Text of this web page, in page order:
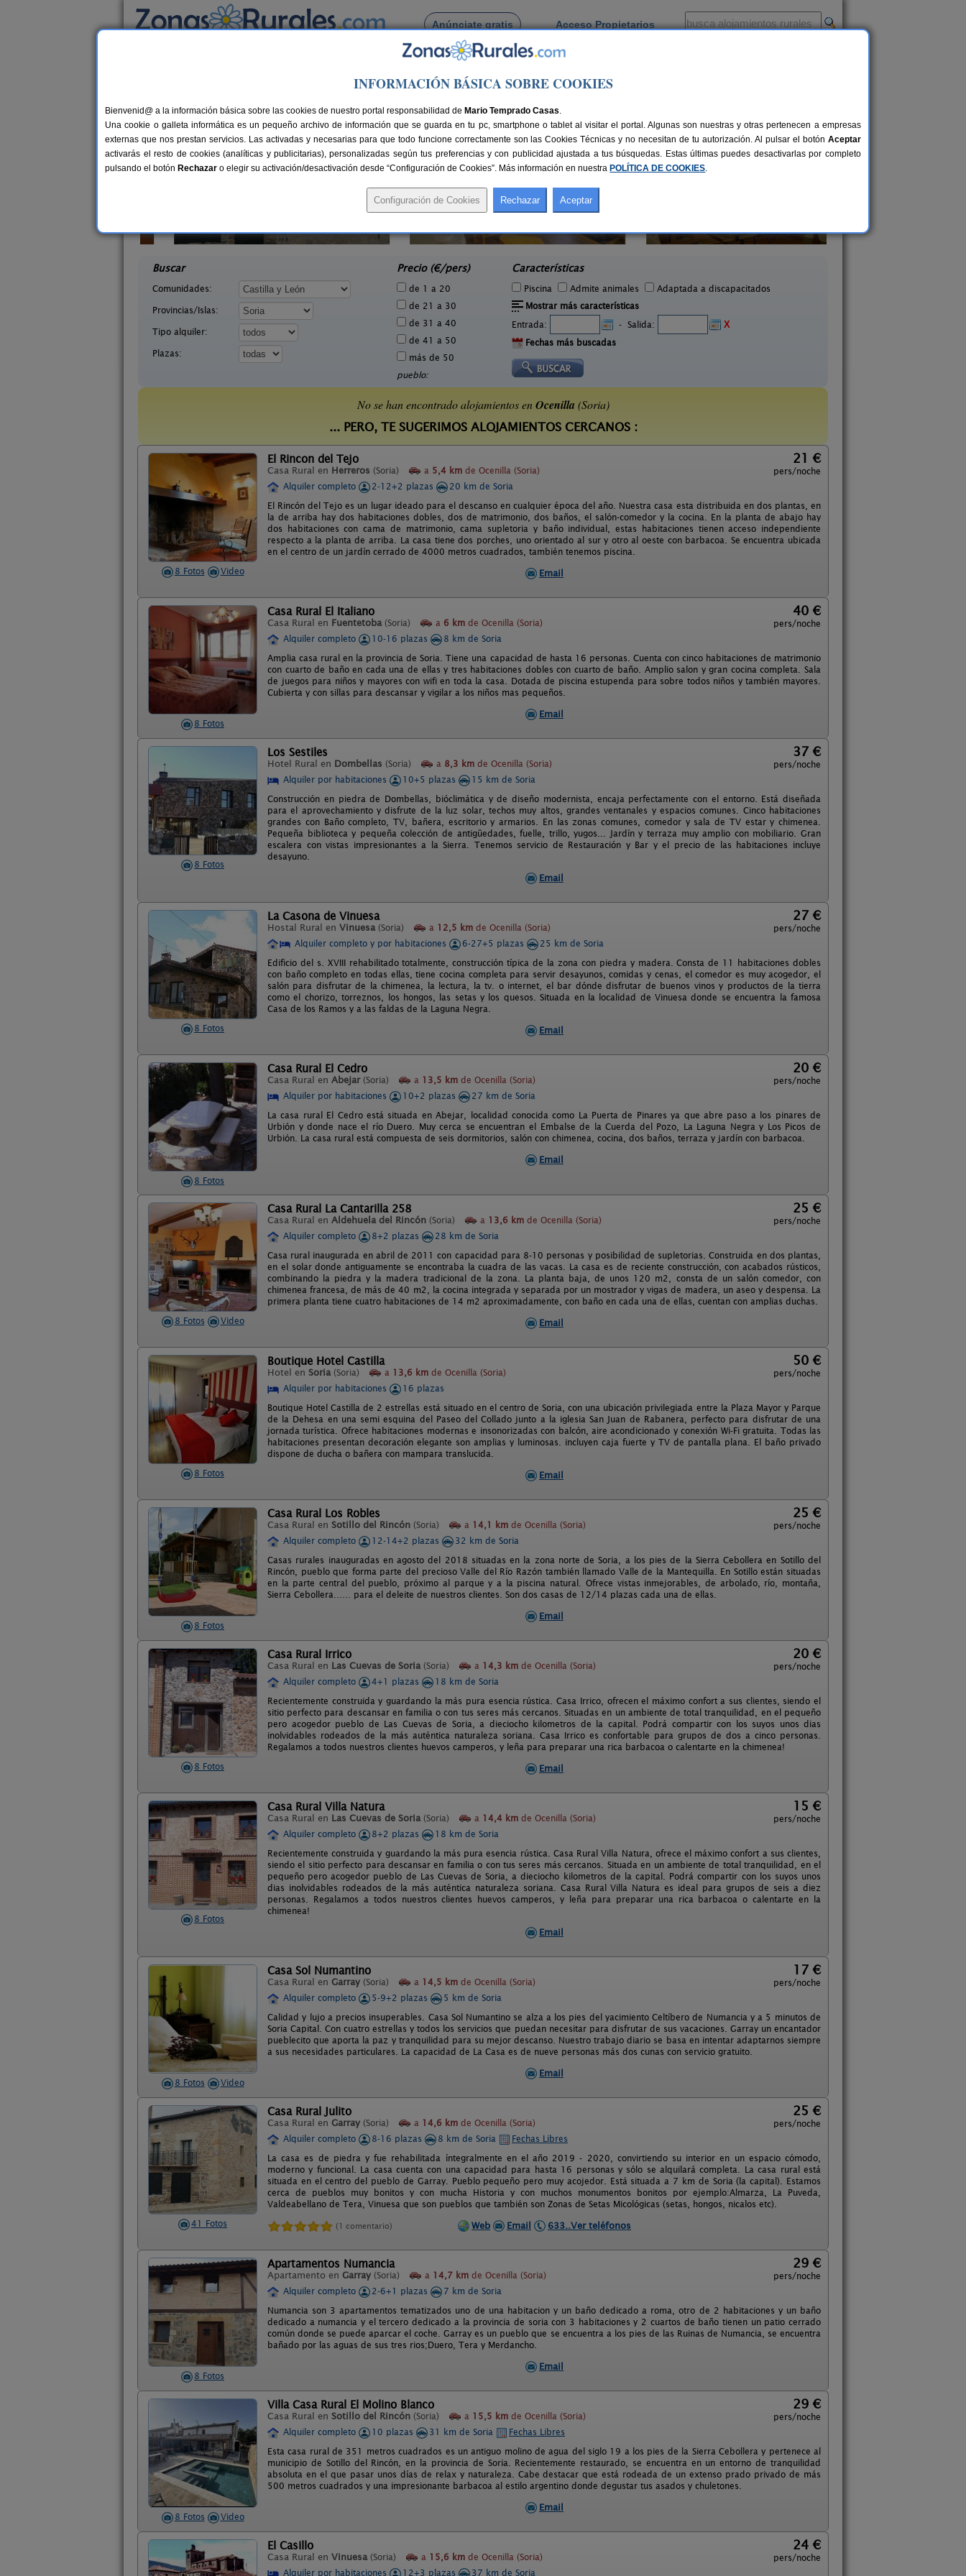
Anúnciate gratis Acceso Propietarios
Busca por pueblo
Casas Rurales cerca de Ocenilla
35 €
La Galiana Loft Nature
Buscar
Comunidades:
Provincias/Islas:
Tipo alquiler:
Plazas:
Precio (€/pers)
de 1 a 20
de 21 a 30
de 31 a 40
de 41 a 50
más de 50
pueblo:
Características
Piscina Admite animales
Adaptada a discapacitados
Mostrar más características
Entrada:
- Salida:
X
Fechas más buscadas
No se han encontrado alojamientos enOcenilla (Soria)
... PERO, TE SUGERIMOS ALOJAMIENTOS CERCANOS :
8 Fotos Video
El Rincon del Tejo
Casa Rural en Herreros (Soria) a 5,4 km de Ocenilla (Soria)
21 €
pers/noche
Alquiler completo
2-12+2 plazas
20 km de Soria
El Rincón del Tejo es un lugar ideado para el descanso en cualquier época del año. Nuestra casa esta distribuida en dos plantas, en
la de arriba hay dos habitaciones dobles, dos de matrimonio, dos baños, el salón-comedor y la cocina. En la planta de abajo hay
dos habitaciones con cama de matrimonio, cama supletoria y baño individual, estas habitaciones tienen acceso independiente
respecto a la planta de arriba. La casa tiene dos porches, uno orientado al sur y otro al oeste con barbacoa. Se encuentra ubicada
en el centro de un jardín cerrado de 4000 metros cuadrados, también tenemos piscina.
Email
8 Fotos
Casa Rural El Italiano
Casa Rural en Fuentetoba (Soria) a 6 km de Ocenilla (Soria)
40 €
pers/noche
Alquiler completo
10-16 plazas
8 km de Soria
Amplia casa rural en la provincia de Soria. Tiene una capacidad de hasta 16 personas. Cuenta con cinco habitaciones de matrimonio
con cuarto de baño en cada una de ellas y tres habitaciones dobles con cuarto de baño. Amplio salon y gran cocina completa. Sala
de juegos para niños y mayores con wifi en toda la casa. Dotada de piscina estupenda para sobre todos niños y también mayores.
Cubierta y con sillas para descansar y vigilar a los niños mas pequeños.
Email
8 Fotos
Los Sestiles
Hotel Rural en Dombellas (Soria) a 8,3 km de Ocenilla (Soria)
37 €
pers/noche
Alquiler por habitaciones
10+5 plazas
15 km de Soria
Construcción en piedra de Dombellas, bióclimática y de diseño modernista, encaja perfectamente con el entorno. Está diseñada
para el aprovechamiento y disfrute de la luz solar, techos muy altos, grandes ventanales y espacios comunes. Cinco habitaciones
grandes con Baño completo, TV, bañera, escritorio y armarios. En las zonas comunes, comedor y sala de TV estar y chimenea.
Pequeña biblioteca y pequeña colección de antigüedades, fuelle, trillo, yugos... Jardín y terraza muy amplio con mobiliario. Gran
escalera con vistas impresionantes a la Sierra. Tenemos servicio de Restauración y Bar y el precio de las habitaciones incluye
desayuno.
Email
8 Fotos
La Casona de Vinuesa
Hostal Rural en Vinuesa (Soria) a 12,5 km de Ocenilla (Soria)
27 €
pers/noche
Alquiler completo y por habitaciones
6-27+5 plazas
25 km de Soria
Edificio del s. XVIII rehabilitado totalmente, construcción típica de la zona con piedra y madera. Consta de 11 habitaciones dobles
con baño completo en todas ellas, tiene cocina completa para servir desayunos, comidas y cenas, el comedor es muy acogedor, el
salón para disfrutar de la chimenea, la lectura, la tv. o internet, el bar dónde disfrutar de buenos vinos y productos de la tierra
como el chorizo, torreznos, los hongos, las setas y los quesos. Situada en la localidad de Vinuesa donde se encuentra la famosa
Casa de los Ramos y a las faldas de la Laguna Negra.
Email
8 Fotos
Casa Rural El Cedro
Casa Rural en Abejar (Soria) a 13,5 km de Ocenilla (Soria)
20 €
pers/noche
Alquiler por habitaciones
10+2 plazas
27 km de Soria
La casa rural El Cedro está situada en Abejar, localidad conocida como La Puerta de Pinares ya que abre paso a los pinares de
Urbión y donde nace el río Duero. Muy cerca se encuentran el Embalse de la Cuerda del Pozo, La Laguna Negra y Los Picos de
Urbión. La casa rural está compuesta de seis dormitorios, salón con chimenea, cocina, dos baños, terraza y jardín con barbacoa.
Email
8 Fotos Video
Casa Rural La Cantarilla 258
Casa Rural en Aldehuela del Rincón (Soria) a 13,6 km de Ocenilla (Soria)
25 €
pers/noche
Alquiler completo
8+2 plazas
28 km de Soria
Casa rural inaugurada en abril de 2011 con capacidad para 8-10 personas y posibilidad de supletorias. Construida en dos plantas,
en el solar donde antiguamente se encontraba la cuadra de las vacas. La casa es de reciente construcción, con acabados rústicos,
combinando la piedra y la madera tradicional de la zona. La planta baja, de unos 120 m2, consta de un salón comedor, con
chimenea francesa, de más de 40 m2, la cocina integrada y separada por un mostrador y vigas de madera, un aseo y despensa. La
primera planta tiene cuatro habitaciones de 14 m2 aproximadamente, con baño en cada una de ellas, cuentan con amplias duchas.
Email
8 Fotos
Boutique Hotel Castilla
Hotel en Soria (Soria) a 13,6 km de Ocenilla (Soria)
50 €
pers/noche
Alquiler por habitaciones
16 plazas
Boutique Hotel Castilla de 2 estrellas está situado en el centro de Soria, con una ubicación privilegiada entre la Plaza Mayor y Parque
de la Dehesa en una semi esquina del Paseo del Collado junto a la iglesia San Juan de Rabanera, perfecto para disfrutar de una
jornada turística. Ofrece habitaciones modernas e insonorizadas con balcón, aire acondicionado y conexión Wi-Fi gratuita. Todas las
habitaciones presentan decoración elegante son amplias y luminosas. incluyen caja fuerte y TV de pantalla plana. El baño privado
dispone de ducha o bañera con mampara translucida.
Email
8 Fotos
Casa Rural Los Robles
Casa Rural en Sotillo del Rincón (Soria) a 14,1 km de Ocenilla (Soria)
25 €
pers/noche
Alquiler completo
12-14+2 plazas
32 km de Soria
Casas rurales inauguradas en agosto del 2018 situadas en la zona norte de Soria, a los pies de la Sierra Cebollera en Sotillo del
Rincón, pueblo que forma parte del precioso Valle del Río Razón también llamado Valle de la Mantequilla. En Sotillo están situadas
en la parte central del pueblo, próximo al parque y a la piscina natural. Ofrece vistas inmejorables, de arbolado, río, montaña,
Sierra Cebollera…… para el deleite de nuestros clientes. Son dos casas de 12/14 plazas cada una de ellas.
Email
8 Fotos
Casa Rural Irrico
Casa Rural en Las Cuevas de Soria (Soria) a 14,3 km de Ocenilla (Soria)
20 €
pers/noche
Alquiler completo
4+1 plazas
18 km de Soria
Recientemente construida y guardando la más pura esencia rústica. Casa Irrico, ofrecen el máximo confort a sus clientes, siendo el
sitio perfecto para descansar en familia o con tus seres más cercanos. Situadas en un ambiente de total tranquilidad, en el pequeño
pero acogedor pueblo de Las Cuevas de Soria, a dieciocho kilometros de la capital. Podrá compartir con los suyos unos dias
inolvidables rodeados de la más auténtica naturaleza soriana. Casa Irrico es confortable para grupos de dos a cinco personas.
Regalamos a todos nuestros clientes huevos camperos, y leña para preparar una rica barbacoa o calentarte en la chimenea!
Email
8 Fotos
Casa Rural Villa Natura
Casa Rural en Las Cuevas de Soria (Soria) a 14,4 km de Ocenilla (Soria)
15 €
pers/noche
Alquiler completo
8+2 plazas
18 km de Soria
Recientemente construida y guardando la más pura esencia rústica. Casa Rural Villa Natura, ofrece el máximo confort a sus clientes,
siendo el sitio perfecto para descansar en familia o con tus seres más cercanos. Situada en un ambiente de total tranquilidad, en el
pequeño pero acogedor pueblo de Las Cuevas de Soria, a dieciocho kilometros de la capital. Podrá compartir con los suyos unos
dias inolvidables rodeados de la más auténtica naturaleza soriana. Casa Rural Villa Natura es ideal para grupos de seis a diez
personas. Regalamos a todos nuestros clientes huevos camperos, y leña para preparar una rica barbacoa o calentarte en la
chimenea!
Email
8 Fotos Video
Casa Sol Numantino
Casa Rural en Garray (Soria) a 14,5 km de Ocenilla (Soria)
17 €
pers/noche
Alquiler completo
5-9+2 plazas
5 km de Soria
Calidad y lujo a precios insuperables. Casa Sol Numantino se alza a los pies del yacimiento Celtíbero de Numancia y a 5 minutos de
Soria Capital. Con cuatro estrellas y todos los servicios que puedan necesitar para disfrutar de sus vacaciones. Garray un encantador
pueblecito que aporta la paz y tranquilidad para su mejor descanso. Nuestro trabajo diario se basa en intentar adaptarnos siempre
a sus necesidades particulares. La capacidad de La Casa es de nueve personas más dos cunas con servicio gratuito.
Email
41 Fotos
Casa Rural Julito
Casa Rural en Garray (Soria) a 14,6 km de Ocenilla (Soria)
25 €
pers/noche
Alquiler completo
8-16 plazas 8 km de Soria
Fechas Libres
La casa es de piedra y fue rehabilitada íntegralmente en el año 2019 - 2020, convirtiendo su interior en un espacio cómodo,
moderno y funcional. La casa cuenta con una capacidad para hasta 16 personas y sólo se alquilará completa. La casa rural está
situada en el centro del pueblo de Garray. Pueblo pequeño pero muy acojedor. Está situada a 7 km de Soria (la capital). Estamos
cerca de pueblos muy bonitos y con mucha Historia y con muchos monumentos bonitos por ejemplo:Almarza, La Puveda,
Valdeabellano de Tera, Vinuesa que son pueblos que también son Zonas de Setas Micológicas (setas, hongos, nicalos etc).
(1 comentario) Web Email 633..Ver teléfonos
8 Fotos
Apartamentos Numancia
Apartamento en Garray (Soria) a 14,7 km de Ocenilla (Soria)
29 €
pers/noche
Alquiler completo
2-6+1 plazas
7 km de Soria
Numancia son 3 apartamentos tematizados uno de una habitacion y un baño dedicado a roma, otro de 2 habitaciones y un baño
dedicado a numancia y el tercero dedicado a la provincia de soria con 3 habitaciones y 2 cuartos de baño tienen un patio cerrado
común donde se puede aparcar el coche. Garray es un pueblo que se encuentra a los pies de las Ruinas de Numancia, se encuentra
bañado por las aguas de sus tres rios;Duero, Tera y Merdancho.
Email
8 Fotos Video
Villa Casa Rural El Molino Blanco
Casa Rural en Sotillo del Rincón (Soria) a 15,5 km de Ocenilla (Soria)
29 €
pers/noche
Alquiler completo
10 plazas 31 km de Soria
Fechas Libres
Esta casa rural de 351 metros cuadrados es un antiguo molino de agua del siglo 19 a los pies de la Sierra Cebollera y pertenece al
municipio de Sotillo del Rincón, en la provincia de Soria. Recientemente restaurado, se encuentra en un entorno de tranquilidad
absoluta en el que pasar unos días de relax y naturaleza. Cabe destacar que está rodeada de un extenso prado privado de más
500 metros cuadrados y una impresionante barbacoa al estilo argentino donde degustar tus asados y chuletones.
Email
El Casillo
Casa Rural en Vinuesa (Soria) a 15,6 km de Ocenilla (Soria)
24 €
pers/noche
Alquiler por habitaciones
12+3 plazas 37 km de Soria
INFORMACIÓN BÁSICA SOBRE COOKIES
Bienvenid@ a la información básica sobre las cookies de nuestro portal responsabilidad de Mario Temprado Casas.
Una cookie o galleta informática es un pequeño archivo de información que se guarda en tu pc, smartphone o tablet al visitar el portal. Algunas son nuestras y otras pertenecen a empresas
externas que nos prestan servicios. Las activadas y necesarias para que todo funcione correctamente son las Cookies Técnicas y no necesitan de tu autorización. Al pulsar el botón Aceptar
activarás el resto de cookies (analíticas y publicitarias), personalizadas según tus preferencias y con publicidad ajustada a tus búsquedas. Estas últimas puedes desactivarlas por completo
pulsando el botón Rechazar o elegir su activación/desactivación desde “Configuración de Cookies”. Más información en nuestra POLÍTICA DE COOKIES.